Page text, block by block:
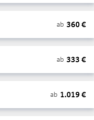
ab 360€
ab 333 €
ab 1.019€